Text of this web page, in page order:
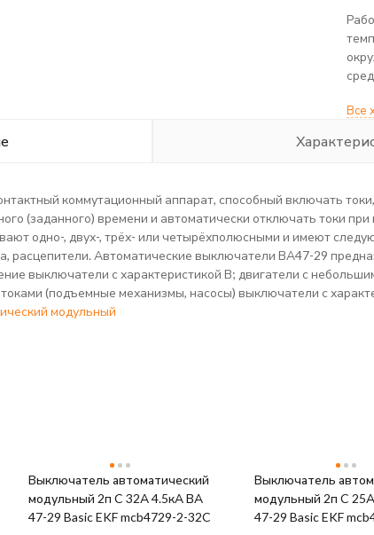
Все
коммутационный аппарат, способный включать
(заданного) времени и автоматически отключать токи
одно-, двух-, трёх- или четырёхполюсными и имеют
расцепители. Автоматические выключатели ВА47-29
выключатели с характеристикой В; двигатели с
(подъемные механизмы, насосы) выключатели с
модульный
Выключатель автоматический
модульный 2п C 32А 4.5кА ВА
47-29 Basic EKF mcb4729-2-32C
Выключатель
модульный 2п C
47-29 Basic EKF